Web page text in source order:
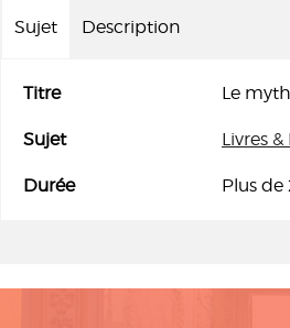
Sujet Description
Titre Le
Sujet Livres &
Durée Plus de